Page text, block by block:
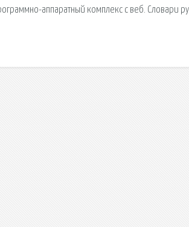
аппаратный комплекс с веб. Словари